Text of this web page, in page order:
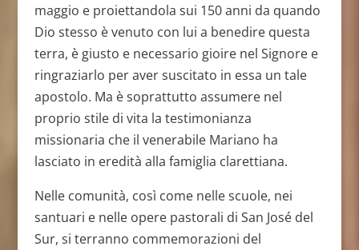
maggio e proiettandola sui 150 anni da quando
Dio stesso è venuto con lui a benedire questa
terra, è giusto e necessario gioire nel Signore e
ringraziarlo per aver suscitato in essa un tale
apostolo. Ma è soprattutto assumere nel
proprio stile di vita la testimonianza
missionaria che il venerabile Mariano ha
lasciato in eredità alla famiglia clarettiana.
Nelle comunità, così come nelle scuole, nei
santuari e nelle opere pastorali di San José del
Sur, si terranno commemorazioni del